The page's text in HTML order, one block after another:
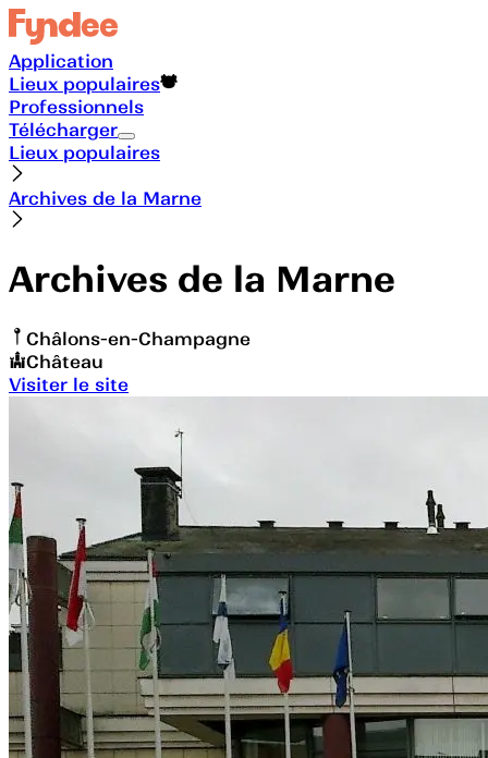
Application
Lieux populaires
Professionnels
Télécharger
Lieux populaires
Archives de la Marne
Archives de la Marne
Châlons-en-Champagne
Château
Visiter le site